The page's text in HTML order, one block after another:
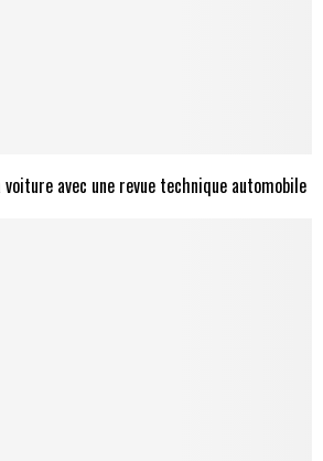
avec une revue technique automobile